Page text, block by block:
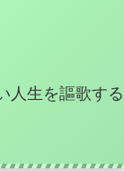
人生を謳歌する